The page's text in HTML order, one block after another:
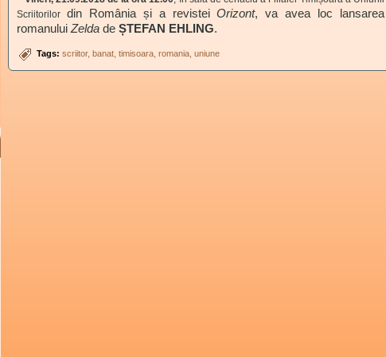
Scriitorilor din România și a revisteiOrizont, va avea loc lansarea
romanuluiZelda de ȘTEFAN EHLING.
Tags: scriitor banat timisoara romania uniune